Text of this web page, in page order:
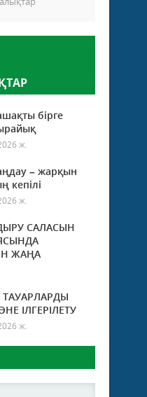
бірге
ж.
– жарқын
кепілі
ж.
САЛАСЫН
ЖАҢА
ІЛГЕРІЛЕТУ
ж.